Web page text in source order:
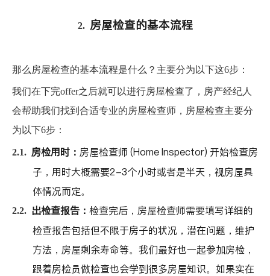
2. 房屋检查的基本流程
那么房屋检查的基本流程是什么？主要分为以下这6步：
我们在下完offer之后就可以进行房屋检查了，房产经纪人
会帮助我们找到合适专业的房屋检查师，房屋检查主要分
为以下6步：
2.1. 房检用时： 房屋检查师 (Home Inspector) 开始检查房
子，用时大概需要2-3个小时或者是半天，视房屋具
体情况而定。
2.2. 出检查报告： 检查完后，房屋检查师需要填写详细的
检查报告包括但不限于房子的状况，潜在问题，维护
方法，房屋剩余寿命等。 我们最好也一起参加房检，
跟着房检员做检查也会学到很多房屋知识。如果实在